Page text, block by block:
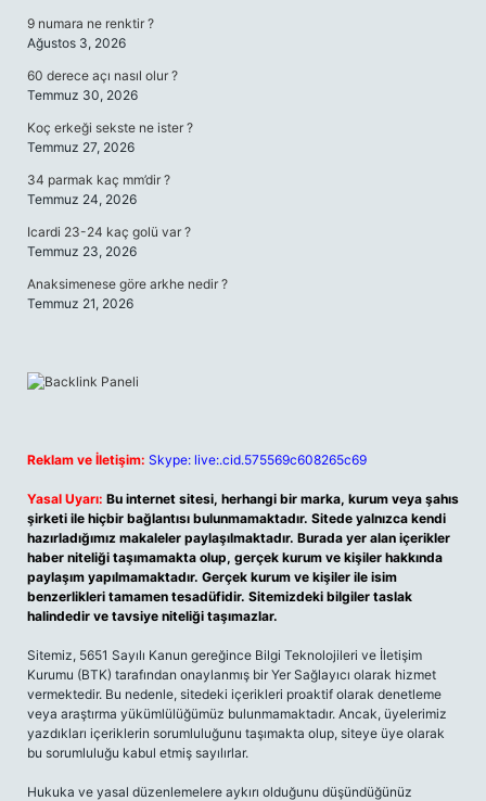
9 numara ne renktir ?
Ağustos 3, 2026
60 derece açı nasıl olur ?
Temmuz 30, 2026
Koç erkeği sekste ne ister ?
Temmuz 27, 2026
34 parmak kaç mm’dir ?
Temmuz 24, 2026
Icardi 23-24 kaç golü var ?
Temmuz 23, 2026
Anaksimenese göre arkhe nedir ?
Temmuz 21, 2026
Reklam ve İletişim: Skype: live:.cid.575569c608265c69
Yasal Uyarı: Bu internet sitesi, herhangi bir marka, kurum veya şahıs
şirketi ile hiçbir bağlantısı bulunmamaktadır. Sitede yalnızca kendi
hazırladığımız makaleler paylaşılmaktadır. Burada yer alan içerikler
haber niteliği taşımamakta olup, gerçek kurum ve kişiler hakkında
paylaşım yapılmamaktadır. Gerçek kurum ve kişiler ile isim
benzerlikleri tamamen tesadüfidir. Sitemizdeki bilgiler taslak
halindedir ve tavsiye niteliği taşımazlar.
Sitemiz, 5651 Sayılı Kanun gereğince Bilgi Teknolojileri ve İletişim
Kurumu (BTK) tarafından onaylanmış bir Yer Sağlayıcı olarak hizmet
vermektedir. Bu nedenle, sitedeki içerikleri proaktif olarak denetleme
veya araştırma yükümlülüğümüz bulunmamaktadır. Ancak, üyelerimiz
yazdıkları içeriklerin sorumluluğunu taşımakta olup, siteye üye olarak
bu sorumluluğu kabul etmiş sayılırlar.
Hukuka ve yasal düzenlemelere aykırı olduğunu düşündüğünüz